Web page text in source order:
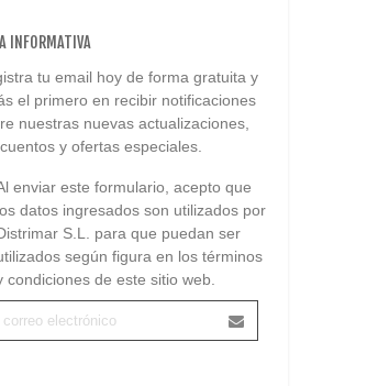
INFORMATIVA
tu email hoy de forma gratuita y
el primero en recibir notificaciones
nuestras nuevas actualizaciones,
y ofertas especiales.
enviar este formulario, acepto que
datos ingresados son utilizados por
S.L. para que puedan ser
según figura en los términos
condiciones de este sitio web.